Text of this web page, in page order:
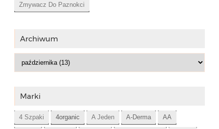
Zmywacz Do Paznokci
Archiwum
Marki
4 Szpaki 4organic A Jeden A-Derma AA